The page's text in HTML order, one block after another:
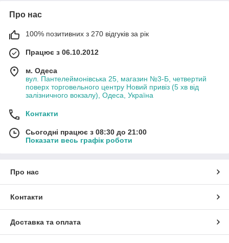
Про нас
100% позитивних з 270 відгуків за рік
Працює з 06.10.2012
м. Одеса
вул. Пантелеймонівська 25, магазин №3-Б, четвертий
поверх торговельного центру Новий привіз (5 хв від
залізничного вокзалу), Одеса, Україна
Контакти
Сьогодні працює з 08:30 до 21:00
Показати весь графік роботи
Про нас
Контакти
Доставка та оплата